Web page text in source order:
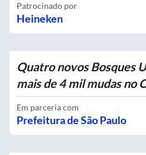
Patrocinado por
Heineken
Quatro novos Bosques
mais de 4 mil mudas no
Em parceria com
Prefeitura de São Paulo